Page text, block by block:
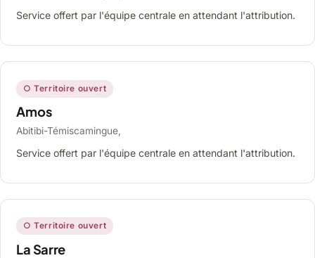
Service offert par l'équipe centrale en attendant l'attribution.
○ Territoire ouvert
Amos
Abitibi-Témiscamingue,
Service offert par l'équipe centrale en attendant l'attribution.
○ Territoire ouvert
La Sarre